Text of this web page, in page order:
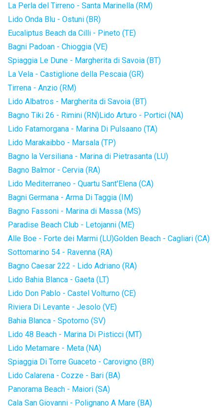
La Perla del Tirreno - Santa Marinella (RM)
Lido Onda Blu - Ostuni (BR)
Eucaliptus Beach da Cilli - Pineto (TE)
Bagni Padoan - Chioggia (VE)
Spiaggia Le Dune - Margherita di Savoia (BT)
La Vela - Castiglione della Pescaia (GR)
Tirrena - Anzio (RM)
Lido Albatros - Margherita di Savoia (BT)
Bagno Tiki 26 - Rimini (RN)Lido Arturo - Portici (NA)
Lido Fatamorgana - Marina Di Pulsaano (TA)
Lido Marakaibbo - Marsala (TP)
Bagno la Versiliana - Marina di Pietrasanta (LU)
Bagno Balmor - Cervia (RA)
Lido Mediterraneo - Quartu Sant'Elena (CA)
Bagni Germana - Arma Di Taggia (IM)
Bagno Fassoni - Marina di Massa (MS)
Paradise Beach Club - Letojanni (ME)
Alle Boe - Forte dei Marmi (LU)Golden Beach - Cagliari (CA)
Sottomarino 54 - Ravenna (RA)
Bagno Caesar 222 - Lido Adriano (RA)
Lido Bahia Blanca - Gaeta (LT)
Lido Don Pablo - Castel Volturno (CE)
Riviera Di Levante - Jesolo (VE)
Bahia Blanca - Spotorno (SV)
Lido 48 Beach - Marina Di Pisticci (MT)
Lido Metamare - Meta (NA)
Spiaggia Di Torre Guaceto - Carovigno (BR)
Lido Calarena - Cozze - Bari (BA)
Panorama Beach - Maiori (SA)
Cala San Giovanni - Polignano A Mare (BA)